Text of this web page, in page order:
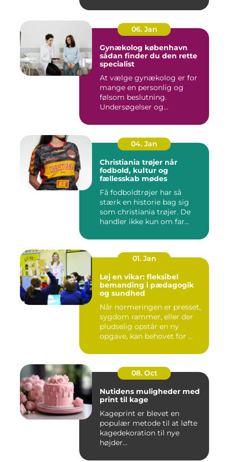
06. Jan
Gynækolog københavn
sådan finder du den rette
specialist
At vælge gynækolog er for
mange en personlig og
følsom beslutning.
Undersøgelser og
04. Jan
Christiania trøjer når
fodbold, kultur og
fællesskab mødes
Få fodboldtrøjer har så
stærk en historie bag sig
som christiania trøjer. De
handler ikke kun om far...
01. Jan
Lej en vikar: fleksibel
bemanding i pædagogik
og sundhed
Når normeringen er presset,
sygdom rammer, eller der
pludselig opstår en ny
opgave, kan behovet for ...
08. Oct
Nutidens muligheder med
print til kage
Kageprint er blevet en
populær metode til at løfte
kagedekoration til nye
højder...